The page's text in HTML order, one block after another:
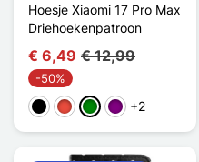
Hoesje Xiaomi 17 Pro Max
Driehoekenpatroon
€ 6,49 € 12,99
-50%
ZwartRoodGroenPurper
+2